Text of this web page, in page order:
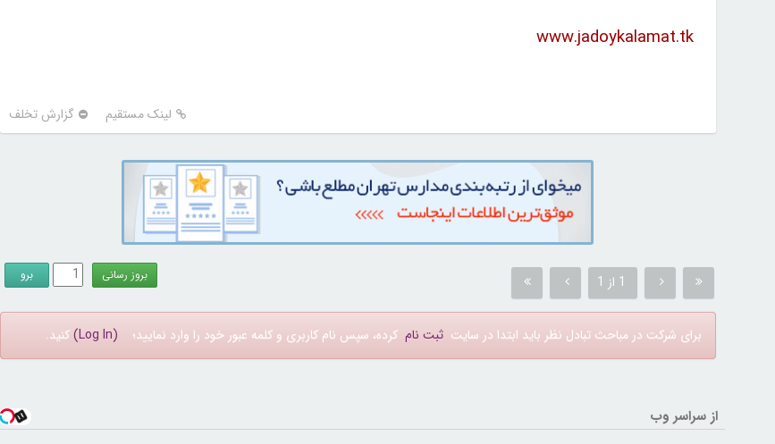
www.jadoykalamat.tk
لینک مستقیم گزارش تخلف
1 از 1
برای شرکت در مباحث تبادل نظر باید ابتدا در سایت ثبت نام کرده، سپس نام کاربری و کلمه عبور خود را وارد نمایید؛ (Log In) کنید.
از سراسر وب